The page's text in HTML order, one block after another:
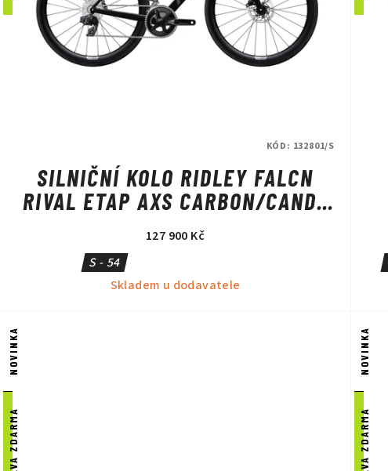
SILNIČNÍ KOLO RIDLEY FALCN
RIVAL ETAP AXS CARBON/CANDY
RED METALLIC/SILVER
127 900 Kč
S - 54
Skladem u dodavatele
KÓD: 132801/S
NOVINKA NOVINKA